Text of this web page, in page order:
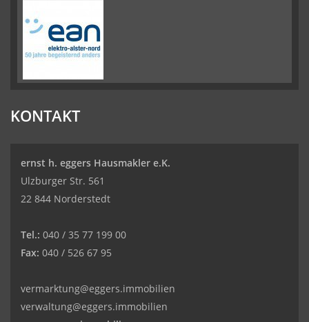
KONTAKT
ernst h. eggers Hausmakler e.K.
Ulzburger Str. 561
22 844 Norderstedt
Tel.: 040 / 35 77 199 00
Fax: 040 / 526 67 95
vermarktung@eggers.immobilien
verwaltung@eggers.immobilien